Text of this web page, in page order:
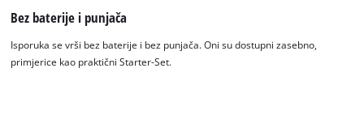
Bez baterije i punjača
Isporuka se vrši bez baterije i bez punjača. Oni su dostupni zasebno,
primjerice kao praktični Starter-Set.